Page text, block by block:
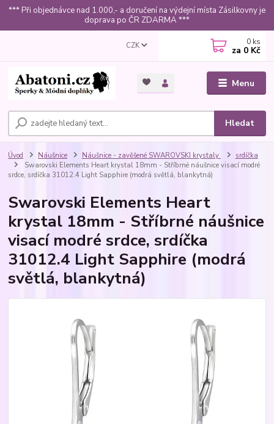
*** Při objednávce nad 1.000,- a doručení na výdejní místa Zásilkovny je
doprava po ČR ZDARMA ***
Menu
CZK
Hledat
0 ks
za 0 Kč
Úvod Náušnice Náušnice - zavěšené SWAROVSKI krystaly
srdíčka
Swarovski Elements Heart krystal 18mm - Stříbrné náušnice visací modré
srdce, srdíčka 31012.4 Light Sapphire (modrá světlá, blankytná)
Swarovski Elements Heart
krystal 18mm - Stříbrné náušnice
visací modré srdce, srdíčka
31012.4 Light Sapphire (modrá
světlá, blankytná)